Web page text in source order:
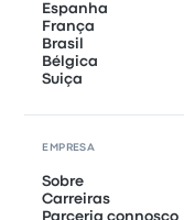
Espanha
França
Brasil
Bélgica
Suiça
EMPRESA
Sobre
Carreiras
Parceria connosco